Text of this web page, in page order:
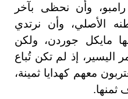
وأن نحظى بآخر
الأصلي، وأن نرتدي
مايكل جوردن، ولكن
اليسير، إذ لم تكن تُباع
معهم كهدايا ثمينة،
ثمنها.